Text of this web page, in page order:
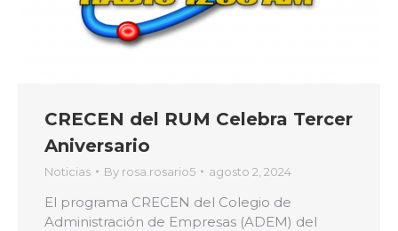
CRECEN del RUM Celebra Tercer
Aniversario
Noticias By rosa.rosario5 agosto 2, 2024
El programa CRECEN del Colegio de
Administración de Empresas (ADEM) del